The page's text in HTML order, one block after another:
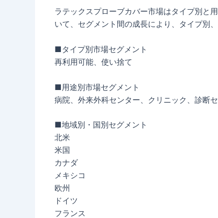
ラテックスプローブカバー市場はタイプ別と
いて、セグメント間の成長により、タイプ別
■タイプ別市場セグメント
再利用可能、使い捨て
■用途別市場セグメント
病院、外来外科センター、クリニック、診断
■地域別・国別セグメント
北米
米国
カナダ
メキシコ
欧州
ドイツ
フランス